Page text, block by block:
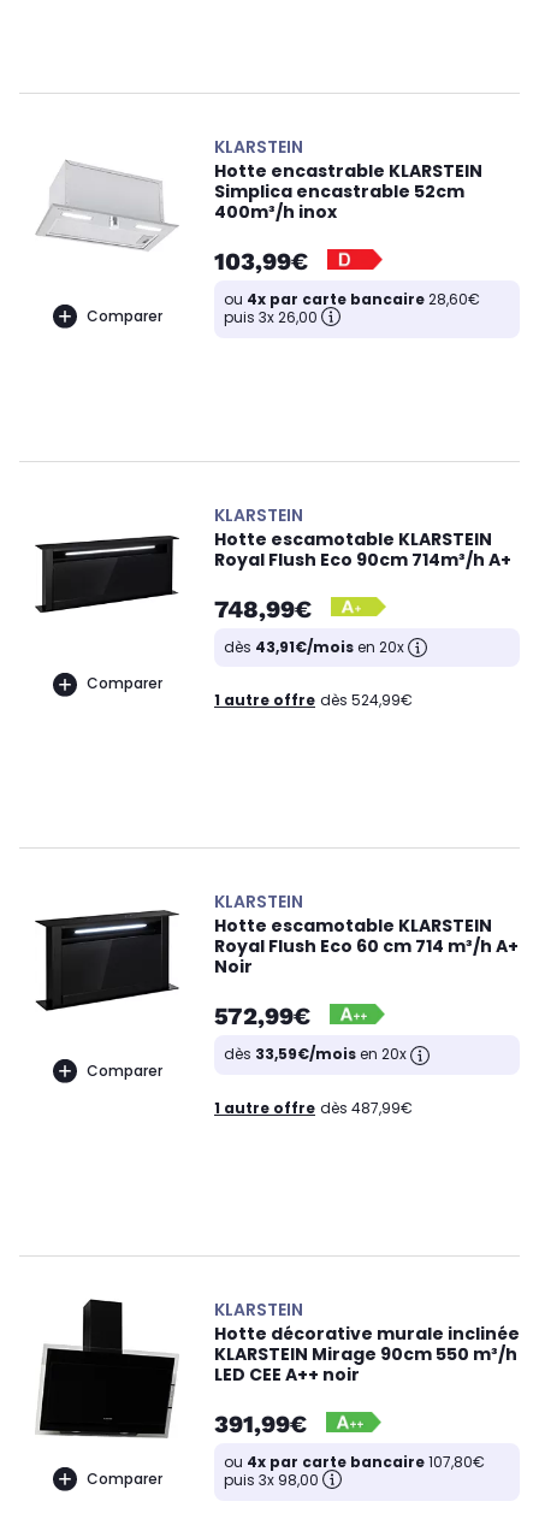
Comparer
KLARSTEIN
Hotte encastrable KLARSTEIN
Simplica encastrable 52cm
400m³/h inox
103,99€
ou 4x par carte bancaire28,60€
puis 3x 26,00
Comparer
KLARSTEIN
Hotte escamotable KLARSTEIN
Royal Flush Eco 90cm 714m³/h A+
748,99€
dès 43,91€/moisen 20x
1 autre offre dès 524,99€
Comparer
KLARSTEIN
Hotte escamotable KLARSTEIN
Royal Flush Eco 60 cm 714 m³/h A+
Noir
572,99€
dès 33,59€/moisen 20x
1 autre offre dès 487,99€
Comparer
KLARSTEIN
Hotte décorative murale inclinée
KLARSTEIN Mirage 90cm 550 m³/h
LED CEE A++ noir
391,99€
ou 4x par carte bancaire107,80€
puis 3x 98,00